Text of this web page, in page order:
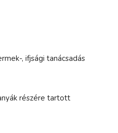
, ifjsági tanácsadás
részére tartott